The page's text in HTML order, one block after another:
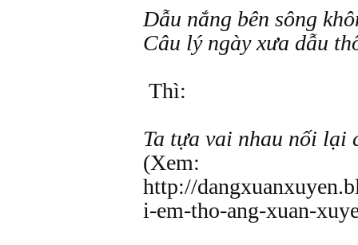
Dẫu nắng bên sông
Câu lý ngày xưa dẫu
Thì:
Ta tựa vai nhau nối lại
(Xem:
http://
i-em-tho-ang-xuan-